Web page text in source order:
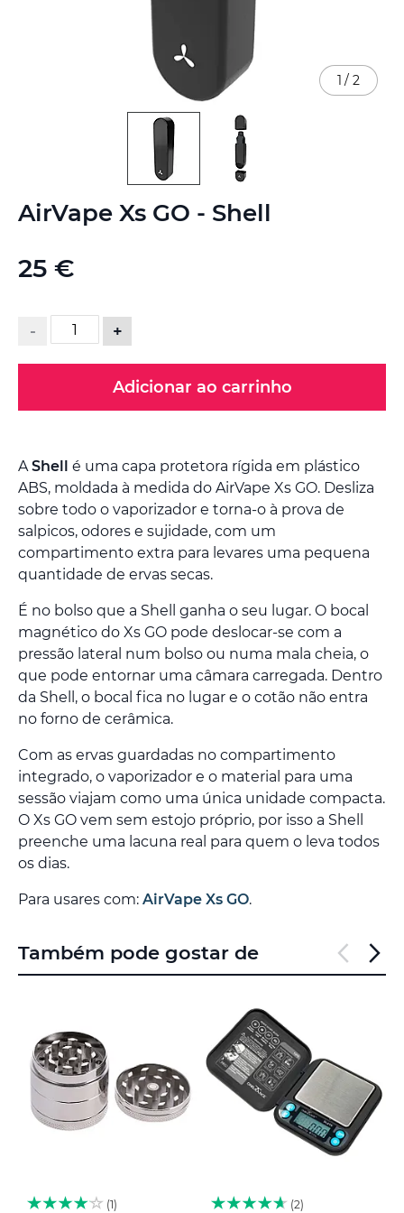
AirVape Xs GO - Shell
25 €
- +
Adicionar ao carrinho
AShell é uma capa protetora rígida em plástico
ABS, moldada à medida do AirVape Xs GO. Desliza
sobre todo o vaporizador e torna-o à prova de
salpicos, odores e sujidade, com um
compartimento extra para levares uma pequena
quantidade de ervas secas.
É no bolso que a Shell ganha o seu lugar. O bocal
magnético do Xs GO pode deslocar-se com a
pressão lateral num bolso ou numa mala cheia, o
que pode entornar uma câmara carregada. Dentro
da Shell, o bocal fica no lugar e o cotão não entra
no forno de cerâmica.
Com as ervas guardadas no compartimento
integrado, o vaporizador e o material para uma
sessão viajam como uma única unidade compacta.
O Xs GO vem sem estojo próprio, por isso a Shell
preenche uma lacuna real para quem o leva todos
os dias.
Para usares com: AirVape Xs GO.
1 / 2
para
da
imagens
Também pode gostar de
1 2